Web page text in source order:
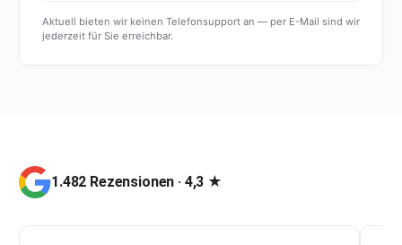
Aktuell bieten wir keinen Telefonsupport an — per E-Mail sind wir
jederzeit für Sie erreichbar.
1.482 Rezensionen · 4,3 ★